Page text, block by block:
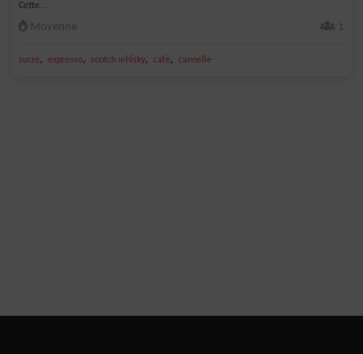
Cette...
Moyenne 1
sucre, expresso, scotch whisky, café, cannelle